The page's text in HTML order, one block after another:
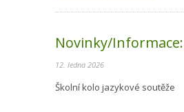
Novinky/Informace:
12. ledna 2026
Školní kolo jazykové soutěže